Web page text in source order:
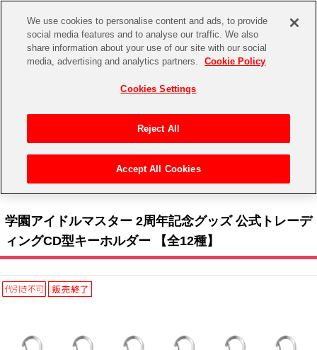
CHANNEL STORE EVENT
ゲーム 電子書籍
ASOBI TICKET ASOBI STAGE
アイドルマスターシリーズ
アイドルマスター
アイドルマスター SideM
アイドルマスター シャイニーカラーズ
プロジェクトアイマス ヴイアライヴ
イベントグッズ
トイ・ホビー
アイドルマスター シリーズ>学園アイドルマスター
学園アイドルマスター 2周年記念グッズ 公式トレーデ
ィングCD型キーホルダー 【全12種】
We use cookies to personalise content and ads, to provide
social media features and to analyse our traffic. We also
share information about your use of our site with our social
media, advertising and analytics partners.
Cookie Policy
Cookies Settings
Reject All
Accept All Cookies